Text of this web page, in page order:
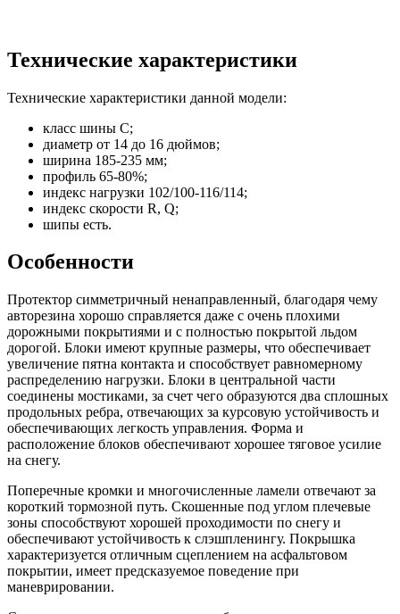
Технические характеристики
Технические характеристики данной модели:
класс шины C;
диаметр от 14 до 16 дюймов;
ширина 185-235 мм;
профиль 65-80%;
индекс нагрузки 102/100-116/114;
индекс скорости R, Q;
шипы есть.
Особенности
Протектор симметричный ненаправленный, благодаря чему
авторезина хорошо справляется даже с очень плохими
дорожными покрытиями и с полностью покрытой льдом
дорогой. Блоки имеют крупные размеры, что обеспечивает
увеличение пятна контакта и способствует равномерному
распределению нагрузки. Блоки в центральной части
соединены мостиками, за счет чего образуются два сплошных
продольных ребра, отвечающих за курсовую устойчивость и
обеспечивающих легкость управления. Форма и
расположение блоков обеспечивают хорошее тяговое усилие
на снегу.
Поперечные кромки и многочисленные ламели отвечают за
короткий тормозной путь. Скошенные под углом плечевые
зоны способствуют хорошей проходимости по снегу и
обеспечивают устойчивость к слэшпленингу. Покрышка
характеризуется отличным сцеплением на асфальтовом
покрытии, имеет предсказуемое поведение при
маневрировании.